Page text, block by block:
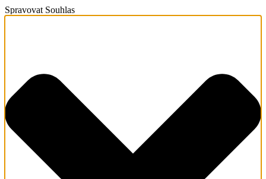
Spravovat Souhlas